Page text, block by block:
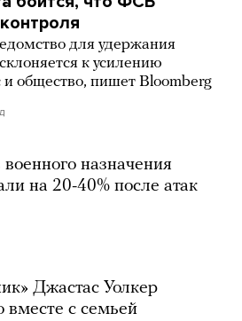
для удержания
к усилению
и общество, пишет Bloomberg
назначения
на 20-40% после атак
Джастас Уолкер
вместе с семьей